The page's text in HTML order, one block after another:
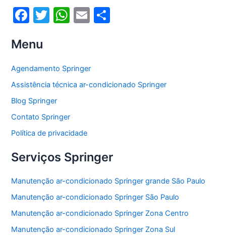
F
c
e
b
o
o
k
T
er
W
s
A
p
E
l
Menu
Agendamento Springer
Assistência técnica ar-condicionado Springer
Blog Springer
Contato Springer
Política de privacidade
Serviços Springer
Manutenção ar-condicionado Springer grande São Paulo
Manutenção ar-condicionado Springer São Paulo
Manutenção ar-condicionado Springer Zona Centro
Manutenção ar-condicionado Springer Zona Sul